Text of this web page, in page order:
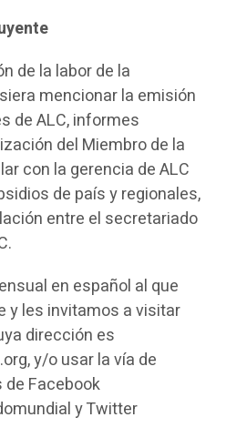
de la labor de la
mencionar la emisión
de ALC, informes
del Miembro de la
con la gerencia de ALC
de país y regionales,
entre el secretariado
en español al que
y les invitamos a visitar
dirección es
y/o usar la vía de
Facebook
y Twitter